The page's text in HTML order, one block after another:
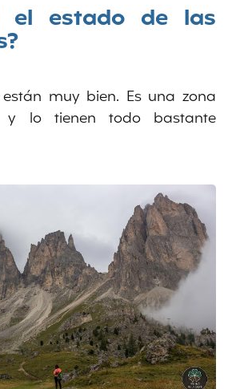
el estado de las
están muy bien. Es una zona
y lo tienen todo bastante